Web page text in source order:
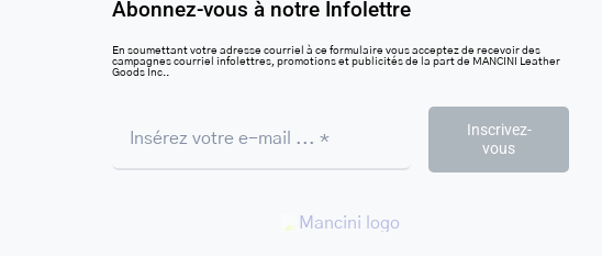
Abonnez-vous à notre Infolettre
En soumettant votre adresse courriel à ce formulaire vous acceptez de recevoir des
campagnes courriel infolettres, promotions et publicités de la part de MANCINI Leather
Goods Inc..
Inscrivez-
vous